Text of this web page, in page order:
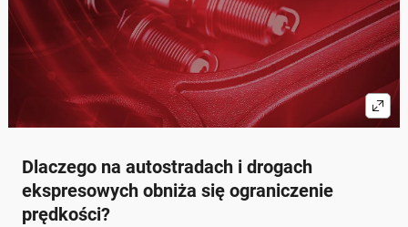
Dlaczego na autostradach i drogach
ekspresowych obniża się ograniczenie
prędkości?